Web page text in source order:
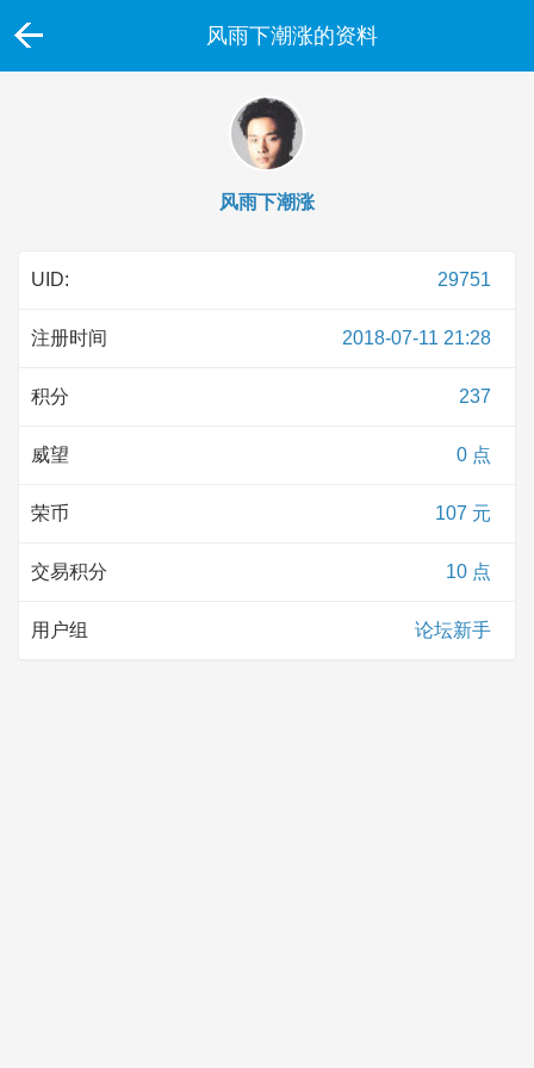
风雨下潮涨的资料
风雨下潮涨
29751
UID:
2018-07-11 21:28
注册时间
237
积分
0 点
威望
107 元
荣币
10 点
交易积分
论坛新手
用户组